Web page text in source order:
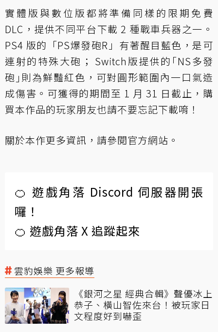
實體版與數位版都將準備同樣的限期免費
DLC，提供不同平台下載 2 種戰車兵器之一。
PS4 版的「PS爆發砲R」有著醒目藍色，是可
連射的特殊大砲； Switch版提供的｢NS多發
砲｣則為鮮豔紅色，可對圓形範圍內一口氣造
成傷害。可獲得的期間至 1 月 31 日截止，購
買本作品的玩家朋友也請不要忘記下載唷！
關於本作更多資訊，請參閱官方網站 。
🍊 遊戲角落 Discord 伺服器開張
囉！
🍊 遊戲角落 X 追蹤起來
雲豹娛樂 更多報導
《銀河之星 經典合輯》聲優冰上
恭子、橫山智佐來台！被玩家日
文程度好到嚇歪